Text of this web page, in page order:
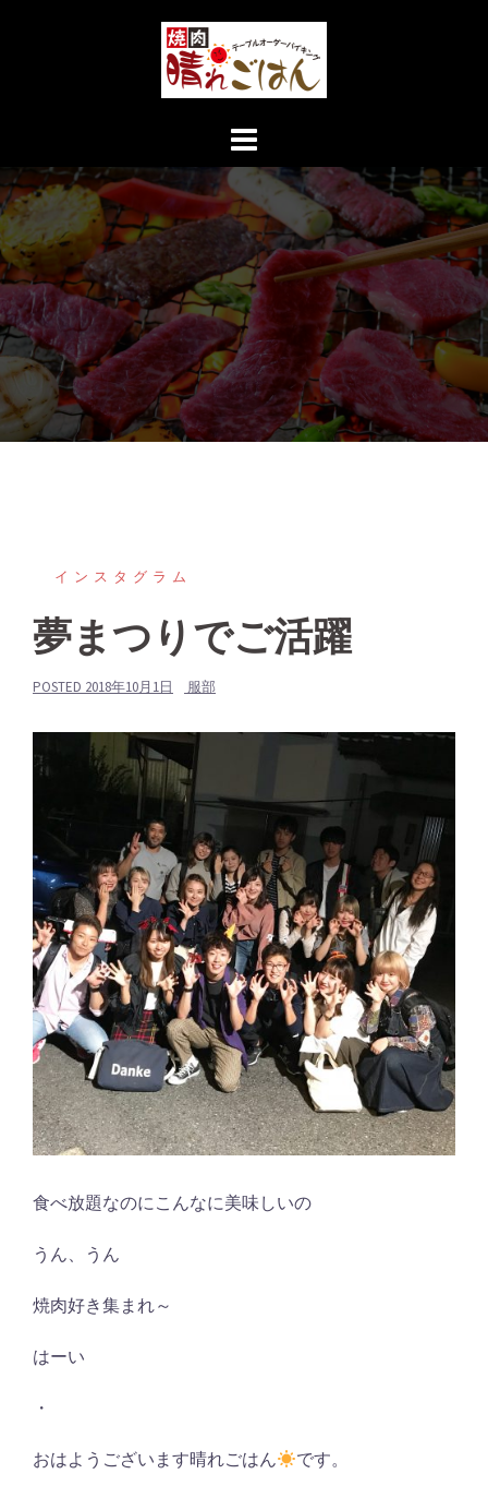
ス
キ
ッ
プ
インスタグラム
夢まつりでご活躍
POSTED 2018年10月1日 服部
食べ放題なのにこんなに美味しいの
うん、うん
焼肉好き集まれ～
はーい
・
おはようございます晴れごはん です。